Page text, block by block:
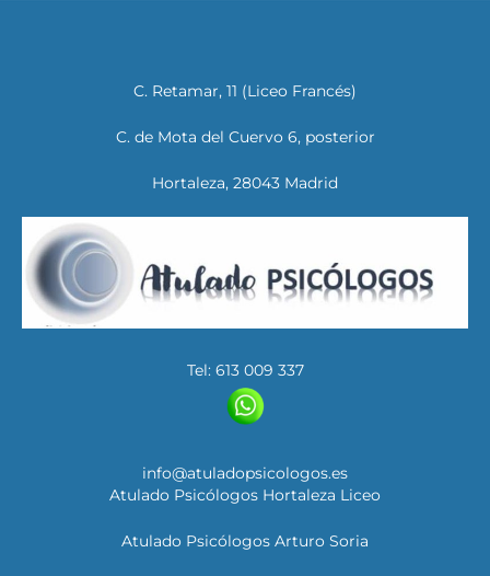
C. Retamar, 11 (Liceo Francés)
C. de Mota del Cuervo 6, posterior
Hortaleza, 28043 Madrid
Tel: 613 009 337
info@atuladopsicologos.es
Atulado Psicólogos Hortaleza Liceo
Atulado Psicólogos Arturo Soria